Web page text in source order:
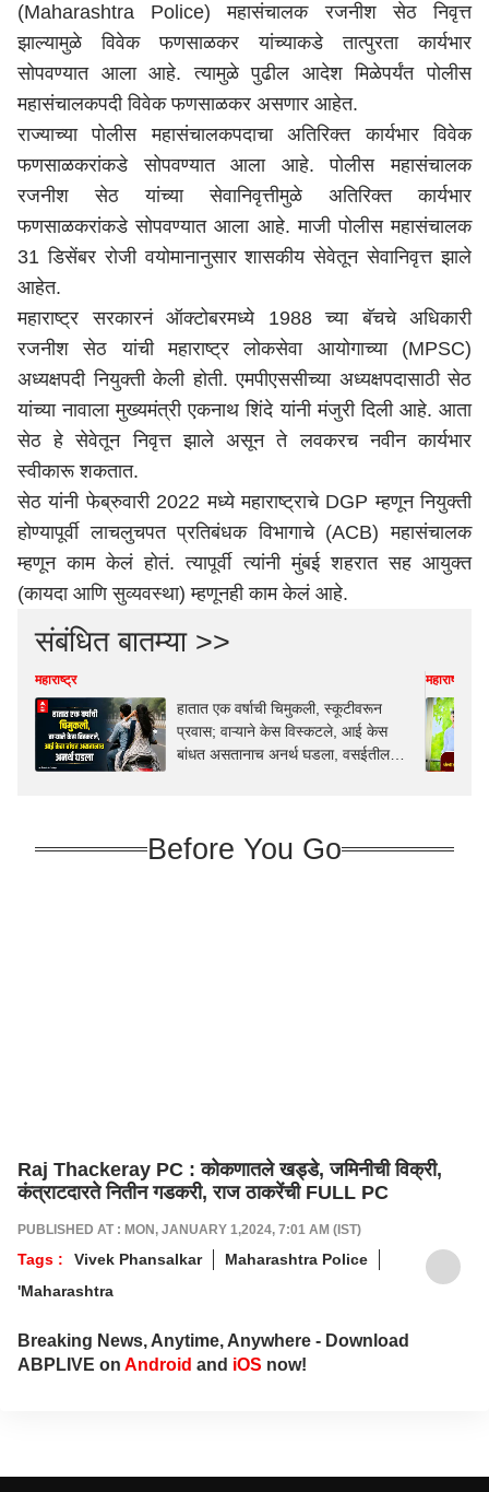
(Maharashtra Police) महासंचालक रजनीश सेठ निवृत्त
झाल्यामुळे विवेक फणसाळकर यांच्याकडे तात्पुरता कार्यभार
सोपवण्यात आला आहे. त्यामुळे पुढील आदेश मिळेपर्यंत पोलीस
महासंचालकपदी विवेक फणसाळकर असणार आहेत.
राज्याच्या पोलीस महासंचालकपदाचा अतिरिक्त कार्यभार विवेक
फणसाळकरांकडे सोपवण्यात आला आहे. पोलीस महासंचालक
रजनीश सेठ यांच्या सेवानिवृत्तीमुळे अतिरिक्त कार्यभार
फणसाळकरांकडे सोपवण्यात आला आहे. माजी पोलीस महासंचालक
31 डिसेंबर रोजी वयोमानानुसार शासकीय सेवेतून सेवानिवृत्त झाले
आहेत.
महाराष्ट्र सरकारनं ऑक्टोबरमध्ये 1988 च्या बॅचचे अधिकारी
रजनीश सेठ यांची महाराष्ट्र लोकसेवा आयोगाच्या (MPSC)
अध्यक्षपदी नियुक्ती केली होती. एमपीएससीच्या अध्यक्षपदासाठी सेठ
यांच्या नावाला मुख्यमंत्रीएकनाथ शिंदेयांनी मंजुरी दिली आहे. आता
सेठ हे सेवेतून निवृत्त झाले असून ते लवकरच नवीन कार्यभार
स्वीकारू शकतात.
सेठ यांनी फेब्रुवारी 2022 मध्येमहाराष्ट्राचे DGP म्हणून नियुक्ती
होण्यापूर्वी लाचलुचपत प्रतिबंधक विभागाचे (ACB) महासंचालक
म्हणून काम केलं होतं. त्यापूर्वी त्यांनीमुंबईशहरात सह आयुक्त
(कायदा आणि सुव्यवस्था) म्हणूनही काम केलं आहे.
संबंधित बातम्या >>
महाराष्ट्र
हातात एक वर्षाची चिमुकली, स्कूटीवरून
प्रवास; वाऱ्याने केस विस्कटले, आई केस
बांधत असतानाच अनर्थ घडला, वसईतील
महाराष्ट्र
Before You Go
Raj Thackeray PC : कोकणातले खड्डे, जमिनीची विक्री,
कंत्राटदारते नितीन गडकरी, राज ठाकरेंची FULL PC
PUBLISHED AT : MON, JANUARY 1,2024, 7:01 AM (IST)
Tags : Vivek Phansalkar
Maharashtra Police
'Maharashtra
Breaking News, Anytime, Anywhere - Download
ABPLIVE on Android and iOS now!